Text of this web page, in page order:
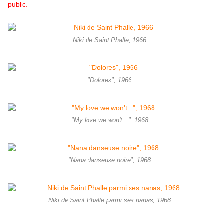
public.
Niki de Saint Phalle, 1966
"Dolores", 1966
"My love we won't...", 1968
"Nana danseuse noire", 1968
Niki de Saint Phalle parmi ses nanas, 1968